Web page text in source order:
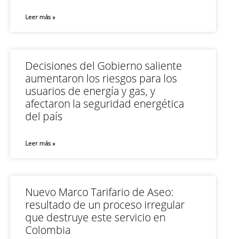
Leer más »
Decisiones del Gobierno saliente
aumentaron los riesgos para los
usuarios de energía y gas, y
afectaron la seguridad energética
del país
Leer más »
Nuevo Marco Tarifario de Aseo:
resultado de un proceso irregular
que destruye este servicio en
Colombia